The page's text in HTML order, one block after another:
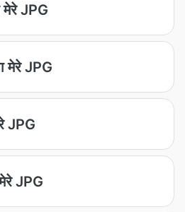
मेरे JPG
मेरे JPG
JPG
JPG